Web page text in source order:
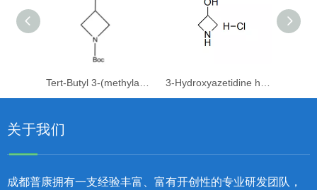
关于我们
成都普康拥有一支经验丰富、富有开创性的专业研发团队，